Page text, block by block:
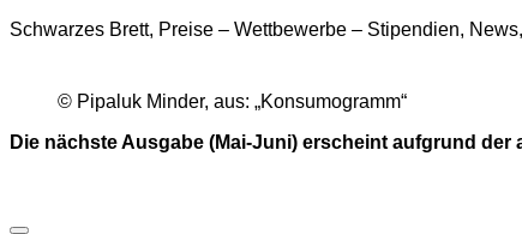
Schwarzes Brett, Preise – Wettbewerbe – Stipendien,
© Pipaluk Minder, aus: „Konsumogramm“
Die nächste Ausgabe (Mai-Juni) erscheint aufgrund